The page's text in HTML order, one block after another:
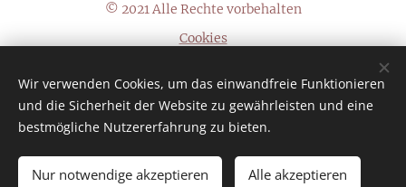
Zum Warenkorb hinzufügen
© 2021 Alle Rechte vorbehalten
Cookies
Sprachen
Magyar
Deutsch
Wir verwenden Cookies, um das einwandfreie Funktionieren
und die Sicherheit der Website zu gewährleisten und eine
bestmögliche Nutzererfahrung zu bieten.
Nur notwendige akzeptieren Alle akzeptieren